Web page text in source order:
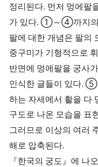
정리된다. 먼저 멍에팔
가 있다. ①～④까지
팔에 대한 개념은 팔의
중구미가 기형적으로
반면에 멍에팔을 궁사
인식한 글들이 있다. ⑤
하는 자세에서 활을 다
구도로 나온 모습을 표
그러므로 이상의 여러
해로 압축된다.
『한국의 궁도』 에 나